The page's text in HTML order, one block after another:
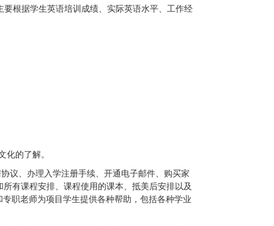
要根据学生英语培训成绩、实际英语水平、工作经
的了解。
议、办理入学注册手续、开通电子邮件、购买家
所有课程安排、课程使用的课本、抵美后安排以及
专职老师为项目学生提供各种帮助，包括各种学业